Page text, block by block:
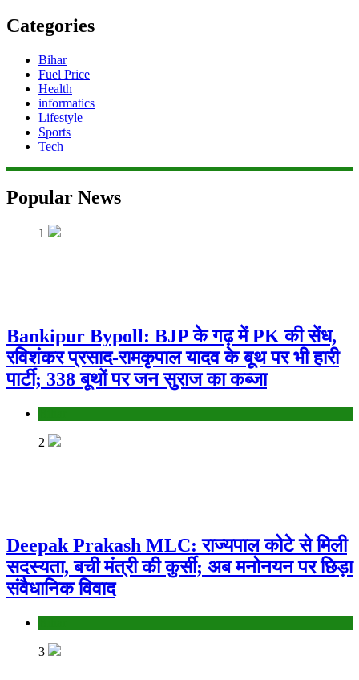
Categories
Bihar
Fuel Price
Health
informatics
Lifestyle
Sports
Tech
Popular News
1
Bankipur Bypoll: BJP के गढ़ में PK की सेंध,
रविशंकर प्रसाद-रामकृपाल यादव के बूथ पर भी हारी
पार्टी; 338 बूथों पर जन सुराज का कब्जा
2
Deepak Prakash MLC: राज्यपाल कोटे से मिली
सदस्यता, बची मंत्री की कुर्सी; अब मनोनयन पर छिड़ा
संवैधानिक विवाद
3